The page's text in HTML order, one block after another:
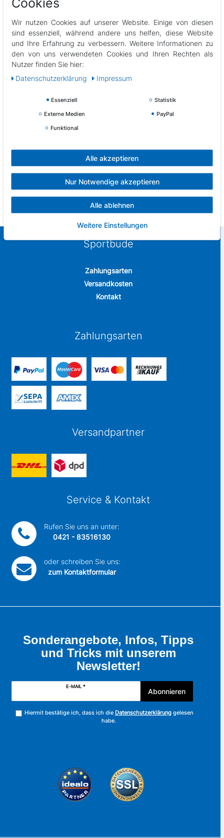
Technische Daten
Weitere Details
EU-Verantwortlicher
Mundstück aus PRO-Soft-PVC
UV-sicheres Material
in unterschiedlichen Farben
Lieferumfang: 1x Schnorchel Dolphin
Sportbude
Zahlungsarten
Versandkosten
Kontakt
Zahlungsarten
Versandpartner
Service & Kontakt
Rufen Sie uns an unter:
0421 - 83516130
oder schreiben Sie uns:
zum Kontaktformular
Sonderangebote, Infos, Tipps
und Tricks mit unserem
Newsletter!
E-MAIL *
Abonnieren
Hiermit bestätige ich, dass ich die Datenschutzerklärunggelesen
habe.
Wir nutzen Cookies auf unserer Website. Einige von diesen
sind essenziell, während andere uns helfen, diese Website
und Ihre Erfahrung zu verbessern. Weitere Informationen zu
den von uns verwendeten Cookies und Ihren Rechten als
Nutzer finden Sie hier:
Daten­schutz­erklärung
Impressum
Essenziell
Statistik
Externe Medien
PayPal
Funktional
Alle akzeptieren
Nur Notwendige akzeptieren
Alle ablehnen
Weitere Einstellungen